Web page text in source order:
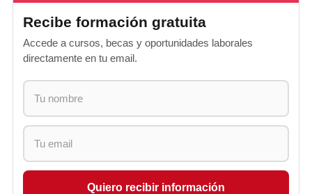
Recibe formación gratuita
Accede a cursos, becas y oportunidades laborales
directamente en tu email.
Quiero recibir información